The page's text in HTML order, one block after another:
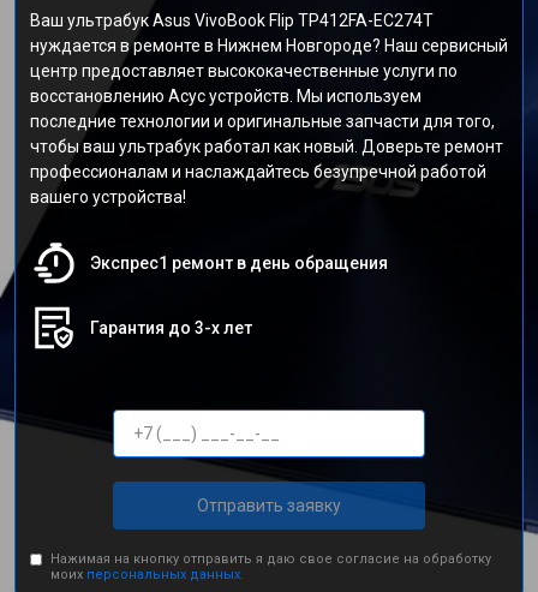
Ваш ультрабук Asus VivoBook Flip TP412FA-EC274T
нуждается в ремонте в Нижнем Новгороде? Наш сервисный
центр предоставляет высококачественные услуги по
восстановлению Асус устройств. Мы используем
последние технологии и оригинальные запчасти для того,
чтобы ваш ультрабук работал как новый. Доверьте ремонт
профессионалам и наслаждайтесь безупречной работой
вашего устройства!
Экспрес1 ремонт в день обращения
Гарантия до 3-х лет
Отправить заявку
Нажимая на кнопку отправить я даю свое согласие на обработку
моих персональных данных.